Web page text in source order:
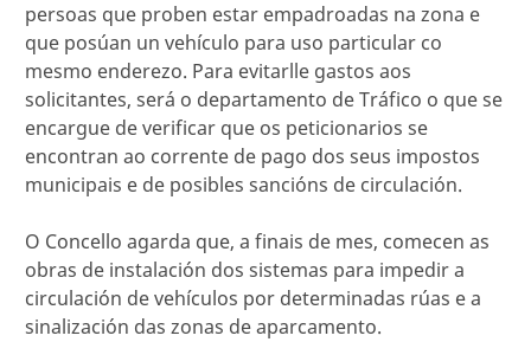
persoas que proben estar empadroadas na zona e
que posúan un vehículo para uso particular co
mesmo enderezo. Para evitarlle gastos aos
solicitantes, será o departamento de Tráfico o que se
encargue de verificar que os peticionarios se
encontran ao corrente de pago dos seus impostos
municipais e de posibles sancións de circulación.
O Concello agarda que, a finais de mes, comecen as
obras de instalación dos sistemas para impedir a
circulación de vehículos por determinadas rúas e a
sinalización das zonas de aparcamento.